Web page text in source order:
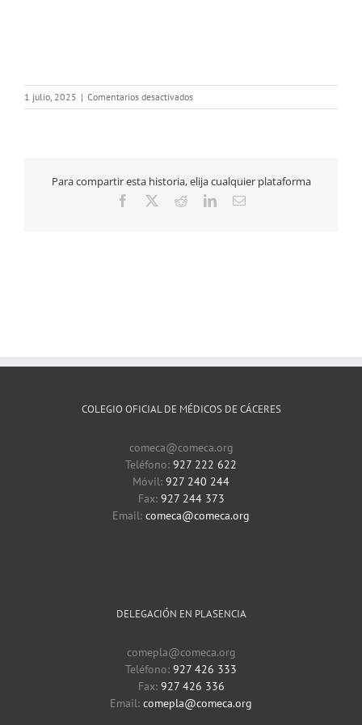
1 julio, 2025 | Comentarios desactivadosen
boletin
Para compartir esta historia, elija cualquier plataforma
Facebook RedditLinkedInCorreo
COLEGIO OFICIAL DE MÉDICOS DE CÁCERES
comeca@comeca.org
Teléfono: 927 222 622
Móvil: 927 240 244
Fax: 927 244 373
Email: comeca@comeca.org
DELEGACIÓN EN PLASENCIA
comepla@comeca.org
Teléfono: 927 426 333
Fax: 927 426 336
Email: comepla@comeca.org